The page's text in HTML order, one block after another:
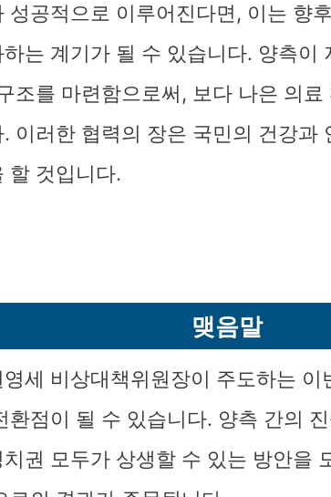
성공적으로 이루어진다면, 이는 향
는 계기가 될 수 있습니다. 양측이
조를 마련함으로써, 보다 나은 의
이러한 협력의 장은 국민의 건강과
할 것입니다.
맺음말
세 비상대책위원장이 주도하는 이
환점이 될 수 있습니다. 양측 간의
권 모두가 상생할 수 있는 방안을